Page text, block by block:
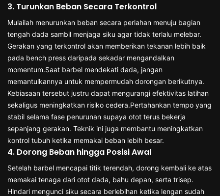
3. Turunkan Beban Secara Terkontrol
Mulailah menurunkan beban secara perlahan menuju bagian
tengah dada sambil menjaga siku agar tidak terlalu melebar.
Gerakan yang terkontrol akan memberikan tekanan lebih baik
pada bench press daripada sekadar mengandalkan
momentum.Saat barbel mendekati dada, jangan
memantulkannya untuk mempermudah dorongan berikutnya.
Kebiasaan tersebut justru dapat mengurangi efektivitas latihan
sekaligus meningkatkan risiko cedera.Pertahankan tempo yang
stabil selama fase penurunan supaya otot terus bekerja
sepanjang gerakan. Teknik ini juga membantu meningkatkan
kontrol tubuh ketika memakai beban lebih besar.
4. Dorong Beban hingga Posisi Awal
Setelah barbel mencapai titik terendah, dorong kembali ke atas
memakai tenaga dari otot dada, bahu depan, serta trisep.
Hindari mengunci siku secara berlebihan ketika lengan sudah